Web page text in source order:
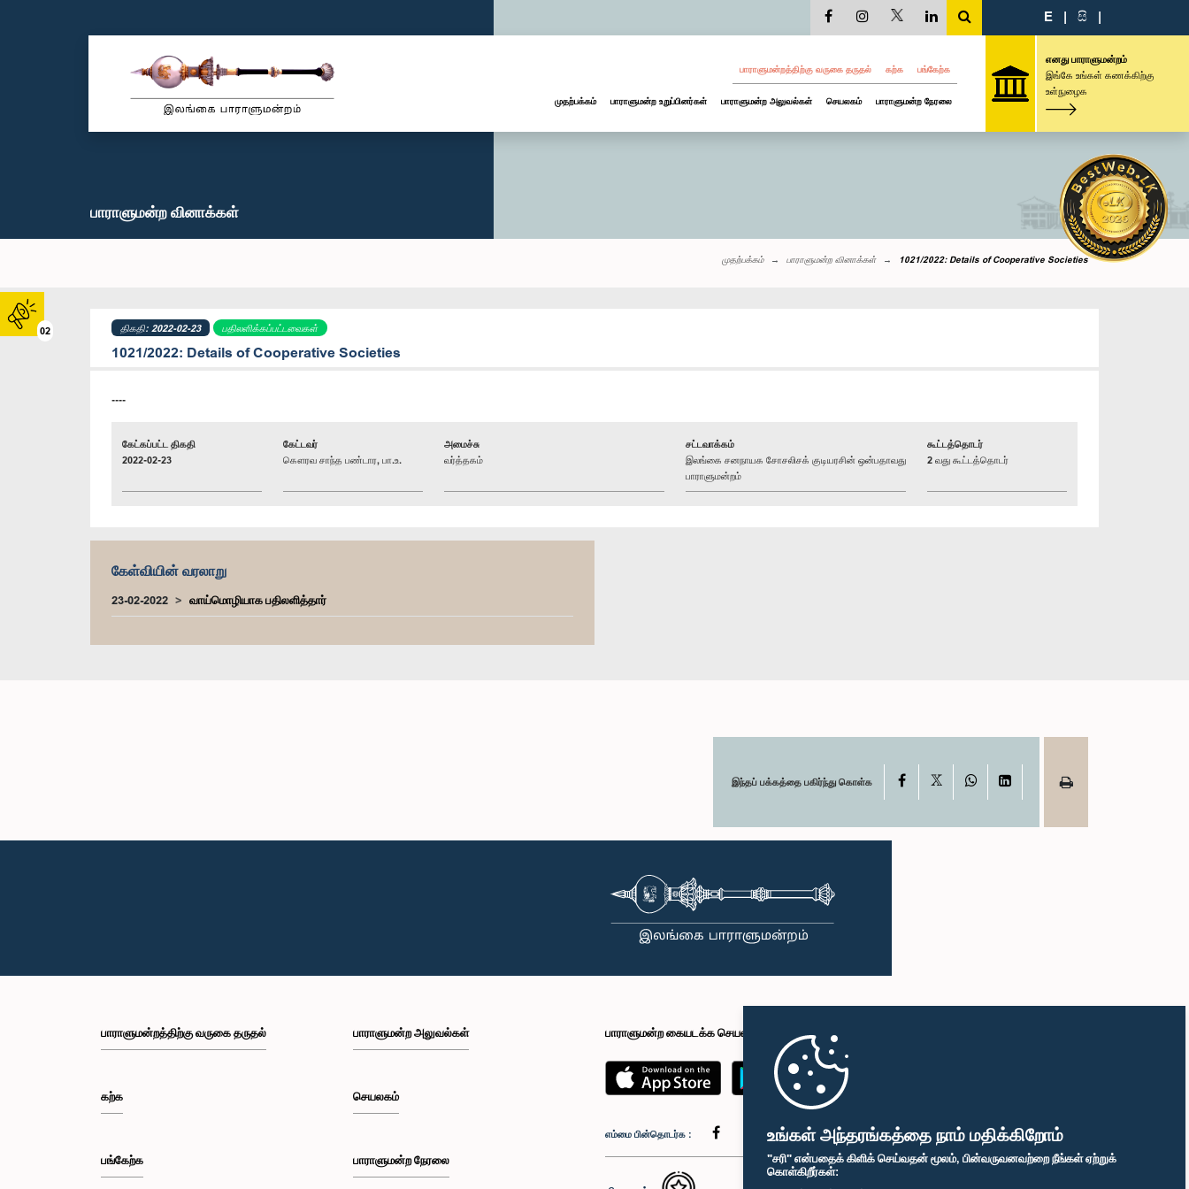
உங்கள் அந்தரங்கத்தை நாம் மதிக்கிறோம்
"சரி" என்பதைக் கிளிக் செய்வதன் மூலம், பின்வருவனவற்றை நீங்கள் ஏற்றுக்
கொள்கிறீர்கள்:
02
E | සි |
பாராளுமன்றத்திற்கு வருகை தருதல் கற்க பங்கேற்க
முதற்பக்கம் பாராளுமன்ற உறுப்பினர்கள் பாராளுமன்ற அலுவல்கள் செயலகம் பாராளுமன்ற நேரலை
எனது பாராளுமன்றம்
இங்கே உங்கள் கணக்கிற்கு
உள்நுழைக
பாராளுமன்ற வினாக்கள்
முதற்பக்கம் பாராளுமன்ற வினாக்கள் 1021/2022: Details of Cooperative Societies
திகதி: 2022-02-23 பதிலளிக்கப்பட்டவைகள்
1021/2022: Details of Cooperative Societies
----
கேட்கப்பட்ட திகதி
2022-02-23
கேட்டவர்
கௌரவ சாந்த பண்டார, பா.உ.
அமைச்சு
வர்த்தகம்
சட்டவாக்கம்
இலங்கை சனநாயக சோசலிசக் குடியரசின் ஒன்பதாவது
பாராளுமன்றம்
கூட்டத்தொடர்
2 வது கூட்டத்தொடர்
கேள்வியின் வரலாறு
23-02-2022 வாய்மொழியாக பதிலளித்தார்
இந்தப் பக்கத்தை பகிர்ந்து கொள்க Facebook WhatsAppLinkedIn
பாராளுமன்றத்திற்கு வருகை தருதல்
கற்க
பங்கேற்க
பாராளுமன்ற அலுவல்கள்
செயலகம்
பாராளுமன்ற நேரலை
பாராளுமன்ற கையடக்க செயலி
எம்மை பின்தொடர்க :